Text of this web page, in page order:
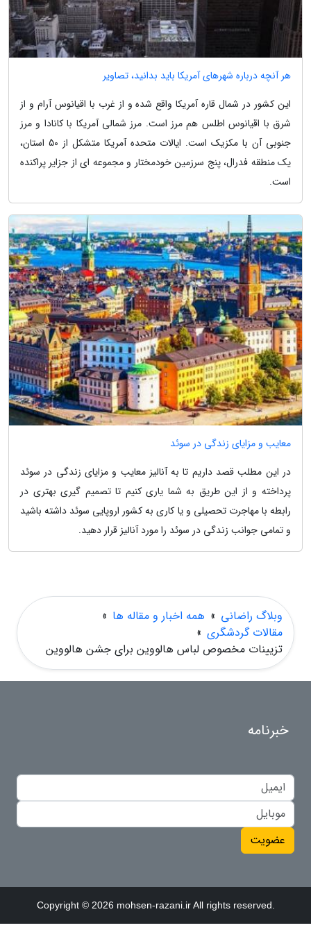
هر آنچه درباره شهرهای آمریکا باید بدانید، تصاویر
این کشور در شمال قاره آمریکا واقع شده و از غرب با اقیانوس آرام و از
شرق با اقیانوس اطلس هم مرز است. مرز شمالی آمریکا با کانادا و مرز
جنوبی آن با مکزیک است. ایالات متحده آمریکا متشکل از 50 استان،
یک منطقه فدرال، پنج سرزمین خودمختار و مجموعه ای از جزایر پراکنده
است.
معایب و مزایای زندگی در سوئد
در این مطلب قصد داریم تا به آنالیز معایب و مزایای زندگی در سوئد
پرداخته و از این طریق به شما یاری کنیم تا تصمیم گیری بهتری در
رابطه با مهاجرت تحصیلی و یا کاری به کشور اروپایی سوئد داشته باشید
و تمامی جوانب زندگی در سوئد را مورد آنالیز قرار دهید.
وبلاگ راضانی » همه اخبار و مقاله ها »
مقالات گردشگری »
تزیینات مخصوص لباس هالووین برای جشن هالووین
خبرنامه
عضویت
Copyright © 2026 mohsen-razani.ir All rights reserved.